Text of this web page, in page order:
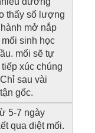
thấy số lượng
mở nắp
mối sinh học
mối sẽ tự
xúc chúng
sau vài
gốc.
5-7 ngày
qua diệt mối.